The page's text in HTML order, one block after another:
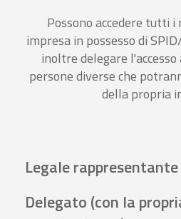
Possono accedere tutti
impresa in possesso di
inoltre delegare
persone diverse che
della propria
Legale rappresentante
Delegato (con la